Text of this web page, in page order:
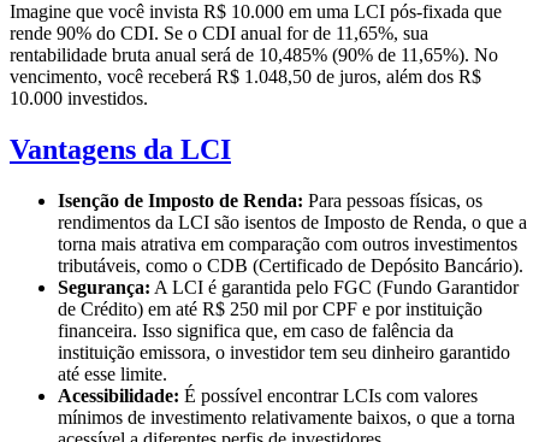
Imagine que você invista R$ 10.000 em uma LCI pós-fixada que
rende 90% do CDI. Se o CDI anual for de 11,65%, sua
rentabilidade bruta anual será de 10,485% (90% de 11,65%). No
vencimento, você receberá R$ 1.048,50 de juros, além dos R$
10.000 investidos.
Vantagens da LCI
Isenção de Imposto de Renda: Para pessoas físicas, os
rendimentos da LCI são isentos de Imposto de Renda, o que a
torna mais atrativa em comparação com outros investimentos
tributáveis, como o CDB (Certificado de Depósito Bancário).
Segurança: A LCI é garantida pelo FGC (Fundo Garantidor
de Crédito) em até R$ 250 mil por CPF e por instituição
financeira. Isso significa que, em caso de falência da
instituição emissora, o investidor tem seu dinheiro garantido
até esse limite.
Acessibilidade: É possível encontrar LCIs com valores
mínimos de investimento relativamente baixos, o que a torna